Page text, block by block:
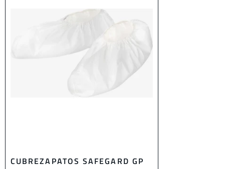
CUBREZAPATOS SAFEGARD GP